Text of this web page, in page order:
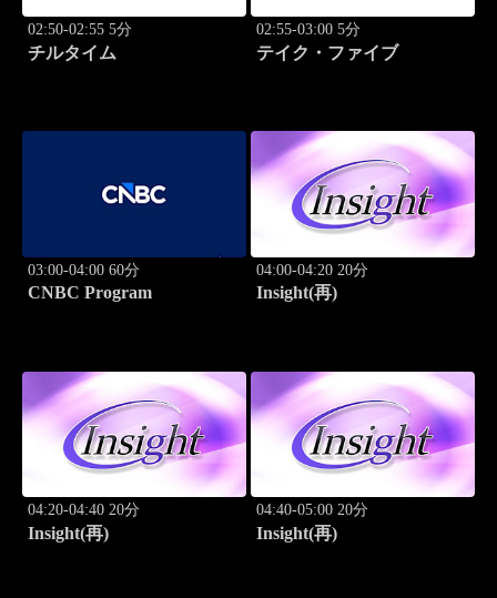
02:50-02:55 5分
チルタイム
02:55-03:00 5分
テイク・ファイブ
03:00-04:00 60分
CNBC Program
04:00-04:20 20分
Insight(再)
04:20-04:40 20分
Insight(再)
04:40-05:00 20分
Insight(再)